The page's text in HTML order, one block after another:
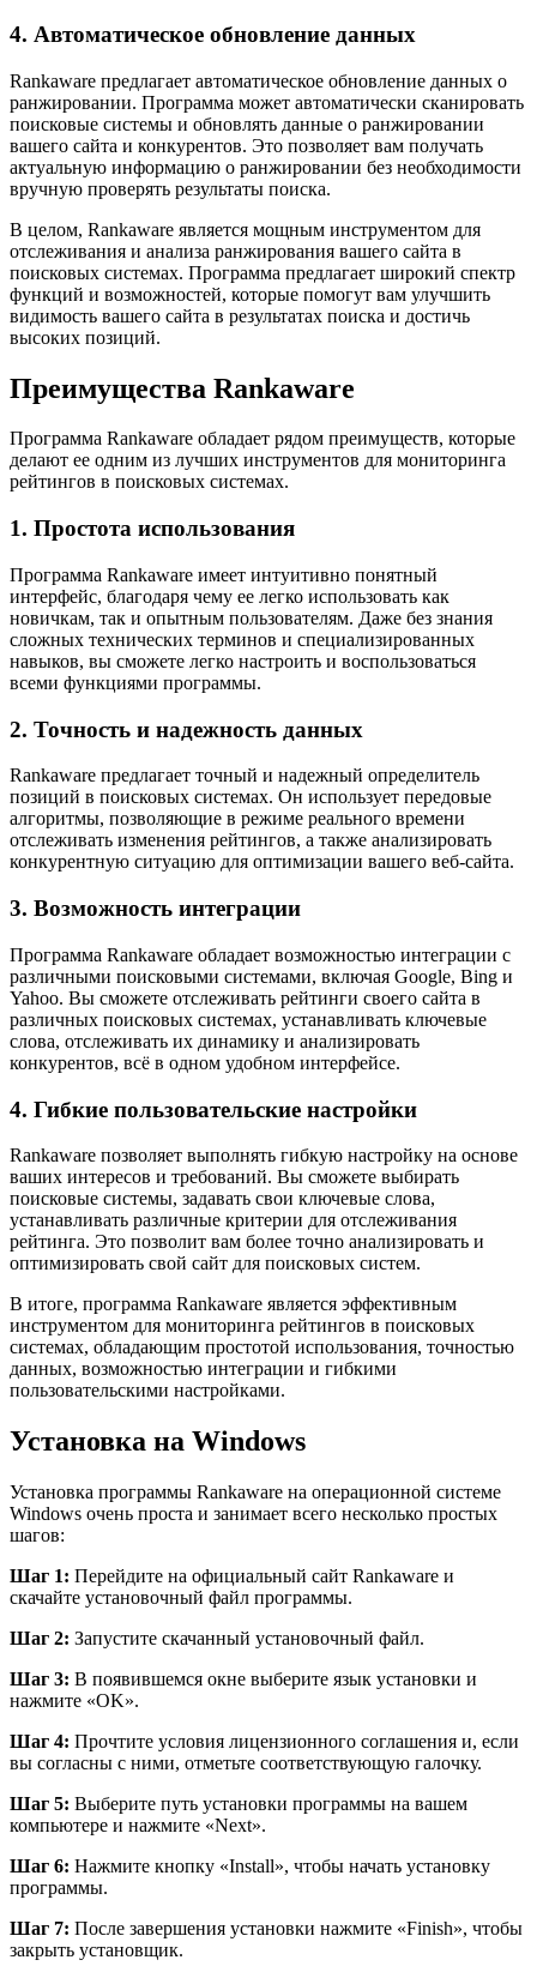
4. Автоматическое обновление данных
Rankaware предлагает автоматическое обновление данных о
ранжировании. Программа может автоматически сканировать
поисковые системы и обновлять данные о ранжировании
вашего сайта и конкурентов. Это позволяет вам получать
актуальную информацию о ранжировании без необходимости
вручную проверять результаты поиска.
В целом, Rankaware является мощным инструментом для
отслеживания и анализа ранжирования вашего сайта в
поисковых системах. Программа предлагает широкий спектр
функций и возможностей, которые помогут вам улучшить
видимость вашего сайта в результатах поиска и достичь
высоких позиций.
Преимущества Rankaware
Программа Rankaware обладает рядом преимуществ, которые
делают ее одним из лучших инструментов для мониторинга
рейтингов в поисковых системах.
1. Простота использования
Программа Rankaware имеет интуитивно понятный
интерфейс, благодаря чему ее легко использовать как
новичкам, так и опытным пользователям. Даже без знания
сложных технических терминов и специализированных
навыков, вы сможете легко настроить и воспользоваться
всеми функциями программы.
2. Точность и надежность данных
Rankaware предлагает точный и надежный определитель
позиций в поисковых системах. Он использует передовые
алгоритмы, позволяющие в режиме реального времени
отслеживать изменения рейтингов, а также анализировать
конкурентную ситуацию для оптимизации вашего веб-сайта.
3. Возможность интеграции
Программа Rankaware обладает возможностью интеграции с
различными поисковыми системами, включая Google, Bing и
Yahoo. Вы сможете отслеживать рейтинги своего сайта в
различных поисковых системах, устанавливать ключевые
слова, отслеживать их динамику и анализировать
конкурентов, всё в одном удобном интерфейсе.
4. Гибкие пользовательские настройки
Rankaware позволяет выполнять гибкую настройку на основе
ваших интересов и требований. Вы сможете выбирать
поисковые системы, задавать свои ключевые слова,
устанавливать различные критерии для отслеживания
рейтинга. Это позволит вам более точно анализировать и
оптимизировать свой сайт для поисковых систем.
В итоге, программа Rankaware является эффективным
инструментом для мониторинга рейтингов в поисковых
системах, обладающим простотой использования, точностью
данных, возможностью интеграции и гибкими
пользовательскими настройками.
Установка на Windows
Установка программы Rankaware на операционной системе
Windows очень проста и занимает всего несколько простых
шагов:
Шаг 1: Перейдите на официальный сайт Rankaware и
скачайте установочный файл программы.
Шаг 2: Запустите скачанный установочный файл.
Шаг 3: В появившемся окне выберите язык установки и
нажмите «OK».
Шаг 4: Прочтите условия лицензионного соглашения и, если
вы согласны с ними, отметьте соответствующую галочку.
Шаг 5: Выберите путь установки программы на вашем
компьютере и нажмите «Next».
Шаг 6: Нажмите кнопку «Install», чтобы начать установку
программы.
Шаг 7: После завершения установки нажмите «Finish», чтобы
закрыть установщик.